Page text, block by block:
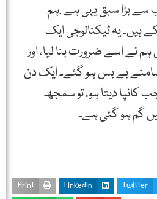
بڑا سبق یہی ہے .ہم
ہیں۔ یہ ٹیکنالوجی ایک
نے اسے ضرورت بنا لیا، اور
بے بس ہو گئے۔ ایک دن
دیتا ہو، تو سمجھ
گم ہو گئی ہے۔
Twitter
LinkedIn
Print